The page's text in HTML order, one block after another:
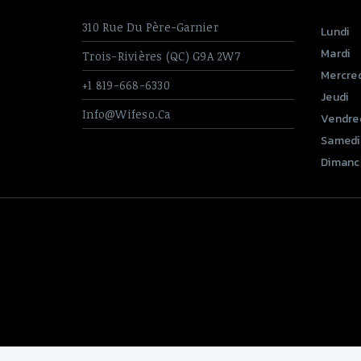
Boulons En U
Quincaillerie & Divers
Entrée de lignes
310 Rue Du Père-Garnier
Trois-Rivières (QC) G9A 2W7
+1 819-668-6330
Info@wifeso.ca
Lundi
Mardi
Jeudi
Samedi